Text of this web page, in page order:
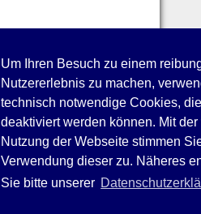
Um Ihren Besuch zu einem
Nutzererlebnis zu machen,
technisch notwendige Cookies,
deaktiviert werden können. Mit der
Nutzung der Webseite stimmen
Verwendung dieser zu. Näheres
Sie bitte unserer